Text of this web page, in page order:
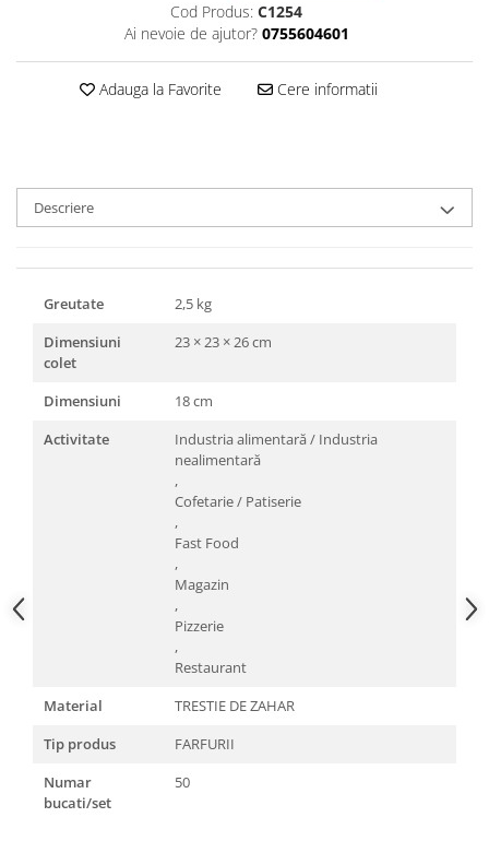
Cod Produs: C1254
Ai nevoie de ajutor? 0755604601
Adauga la Favorite Cere informatii
Descriere
Greutate
2,5 kg
Dimensiuni
colet
23 × 23 × 26 cm
Dimensiuni
18 cm
Activitate
Industria alimentară / Industria
nealimentară
,
Cofetarie / Patiserie
,
Fast Food
,
Magazin
,
Pizzerie
,
Restaurant
Material
TRESTIE DE ZAHAR
Tip produs
FARFURII
Numar
bucati/set
50